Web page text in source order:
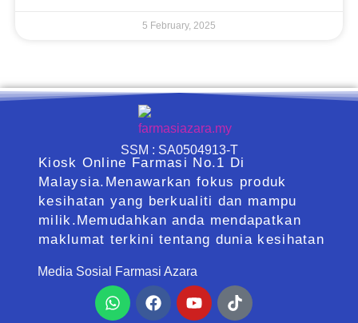
5 February, 2025
SSM : SA0504913-T
Kiosk Online Farmasi No.1 Di
Malaysia.Menawarkan fokus produk
kesihatan yang berkualiti dan mampu
milik.Memudahkan anda mendapatkan
maklumat terkini tentang dunia kesihatan
Media Sosial Farmasi Azara
WhatsappFacebookYoutubeTiktok